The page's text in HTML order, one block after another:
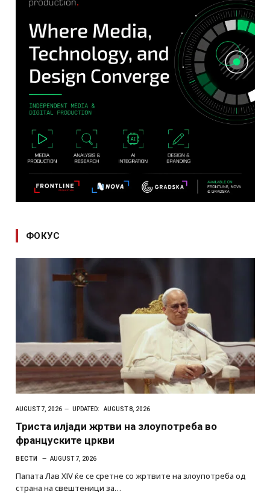
ФОКУС
AUGUST 7, 2026 UPDATED: AUGUST 8, 2026
Триста илјади жртви на злоупотреба во
француските цркви
ВЕСТИ AUGUST 7, 2026
Папата Лав XIV ќе се сретне со жртвите на злоупотреба од
страна на свештеници за…